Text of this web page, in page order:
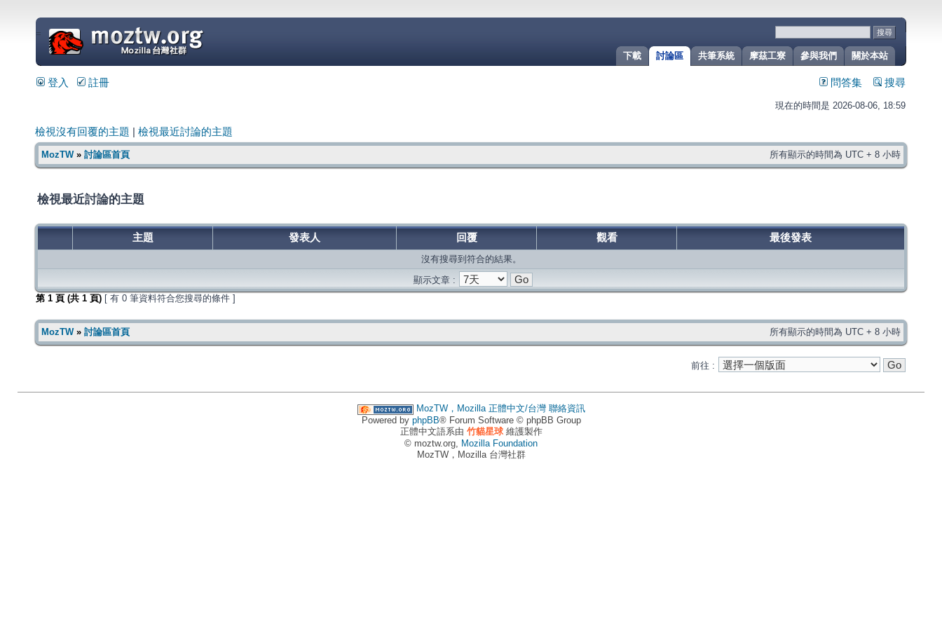
關於本站
參與我們
摩茲工寮
共筆系統
討論區
下載
=
登入 註冊 問答集 搜尋
現在的時間是 2026-08-06, 18:59
檢視沒有回覆的主題 檢視最近討論的主題
MozTW» 討論區首頁 所有顯示的時間為 UTC + 8 小時
檢視最近討論的主題
主題 發表人 回覆 觀看 最後發表
沒有搜尋到符合的結果。
顯示文章 :
第 1 頁 (共 1 頁) [ 有 0 筆資料符合您搜尋的條件 ]
MozTW» 討論區首頁 所有顯示的時間為 UTC + 8 小時
前往 :
MozTW，Mozilla 正體中文/台灣 聯絡資訊
Powered by phpBB® Forum Software © phpBB Group
正體中文語系由 竹貓星球維護製作
© moztw.org, Mozilla Foundation
MozTW，Mozilla 台灣社群